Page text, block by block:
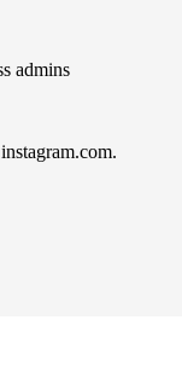
admins